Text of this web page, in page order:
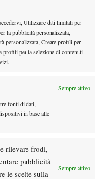
Utilizzare dati limitati per
la pubblicità personalizzata,
personalizzata, Creare profili per
profili per la selezione di contenuti
Sempre attivo
fonti di dati,
in base alle
rilevare frodi,
pubblicità
le scelte sulla
Sempre attivo
le 6 finali a partire dalle
foto e i commenti delle
sul sito web ufficiale:
abilitare Youtube